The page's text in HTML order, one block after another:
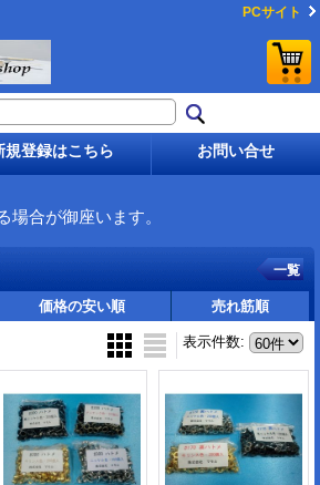
PCサイト
規登録はこちら お問い合せ
場合が御座います。
一覧
価格の安い順 売れ筋順
表示件数: